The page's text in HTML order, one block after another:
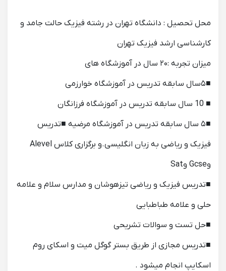
محل تحصیل : دانشگاه تهران در رشته فیزیک حالت جامد و
کارشناسی ارشد فیزیک تهران
میزان تجربه :۲۰ سال در آموزشگاه های
■۵سال سابقه تدریس در آموزشگاه خوارزمی
■ 10 سال سابقه تدریس در آموزشگاه فرزانگان
■۵ سال سابقه تدریس در آموزشگاه مرضیه ■تدریس
فیزیک و ریاضی به زبان انگلیسی.و برگزاری کلاس Alevel
وGcse وSat
■تدریس فیزیک و ریاضی تیزهوشان و مدارس سلام و علامه
حلی و علامه طباطبایی
■حل تست و سوالات تشریحی
■تدریس مجازی از طریق بستر گوگل میت و اسکای روم
اسکایپ انجام میشود .